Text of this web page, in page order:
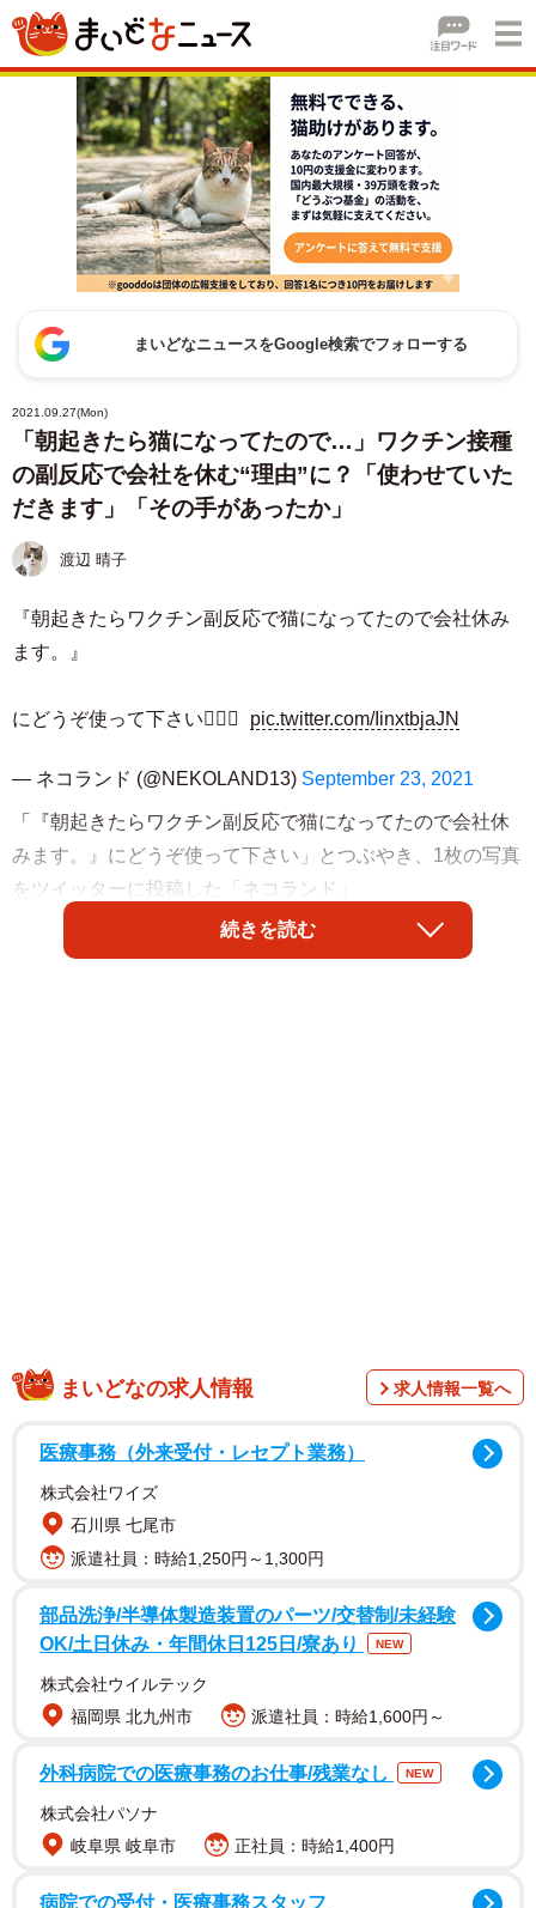
まいどなニュースをGoogle検索でフォローする
2021.09.27(Mon)
「朝起きたら猫になってたので…」ワクチン接種
の副反応で会社を休む“理由”に？「使わせていた
だきます」「その手があったか」
渡辺 晴子
『朝起きたらワクチン副反応で猫になってたので会社休み
ます。』
にどうぞ使って下さい💁‍♂️✨ pic.twitter.com/IinxtbjaJN
— ネコランド (@NEKOLAND13) September 23, 2021
「『朝起きたらワクチン副反応で猫になってたので会社休
みます。』にどうぞ使って下さい」とつぶやき、1枚の写真
をツイッターに投稿した「ネコランド」
（@NEKOLAND13）さん。そこに写っていたのは、洗面台
にたたずむ猫の後ろ姿！ 「猫になってた」ということです
「これはいいね。猫の手も借りたいから来い、っていわれ
「鉄道関係にお勤めの人なら、逆に駅長に出世のチャンス
かも…」
話題を集めたお写真の猫ちゃんはいったい“どなた”なのでし
た。
続きを読む
まいどなの求人情報 求人情報一覧へ
医療事務（外来受付・レセプト業務）
株式会社ワイズ
石川県 七尾市
派遣社員：時給1,250円～1,300円
部品洗浄/半導体製造装置のパーツ/交替制/未経験
OK/土日休み・年間休日125日/寮あり
NEW
株式会社ウイルテック
福岡県 北九州市
派遣社員：時給1,600円～
外科病院での医療事務のお仕事/残業なし NEW
株式会社パソナ
岐阜県 岐阜市
正社員：時給1,400円
病院での受付・医療事務スタッフ